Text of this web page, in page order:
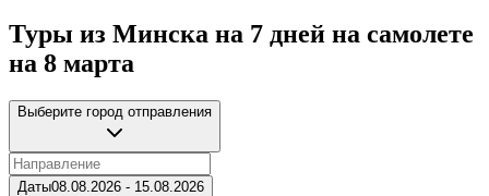
Туры из Минска на 7 дней на самолете
на 8 марта
Выберите город отправления
Даты08.08.2026 - 15.08.2026